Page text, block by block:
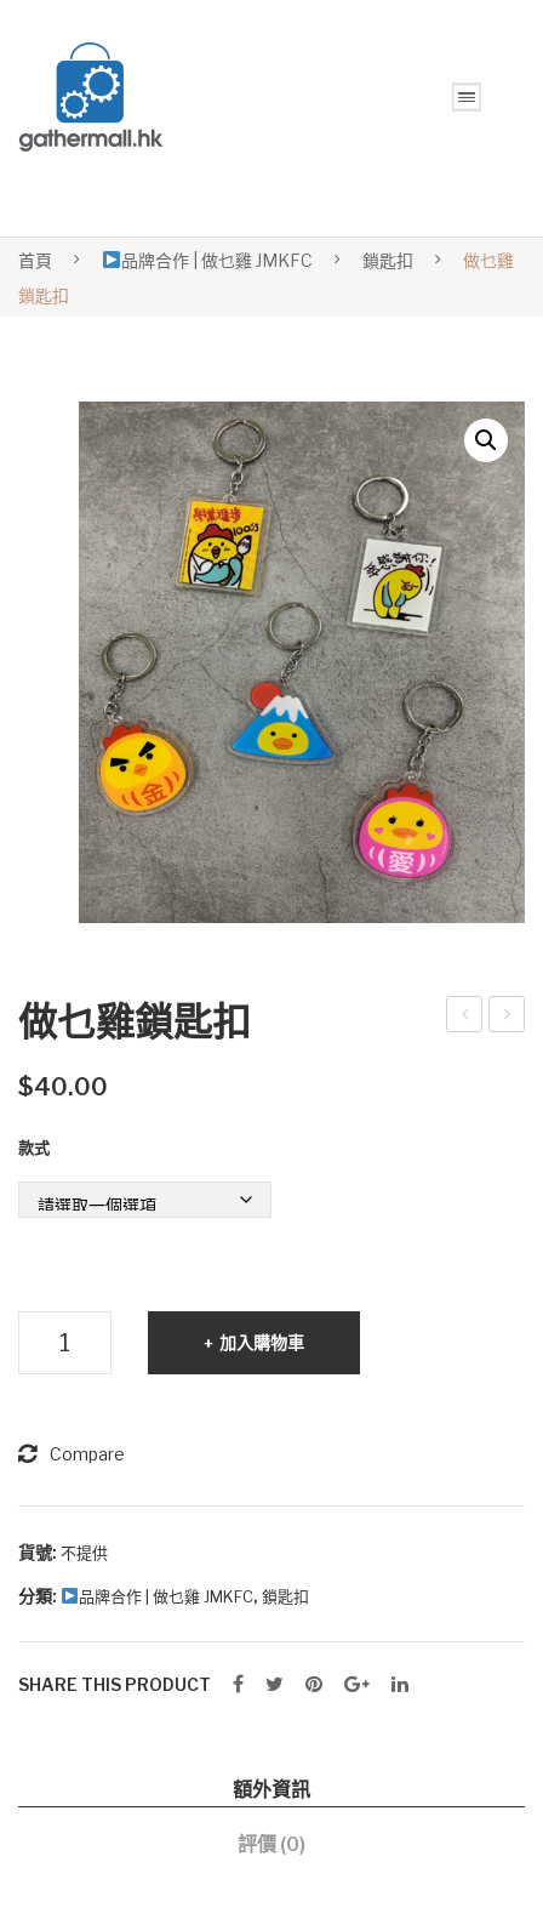
首頁 品牌合作 | 做乜雞 JMKFC 鎖匙扣
做乜雞
鎖匙扣
做乜雞鎖匙扣
$40.00
款式
匙
量
加入購物車
Compare
貨號: 不提供
分類: 品牌合作 | 做乜雞 JMKFC, 鎖匙扣
SHARE THIS PRODUCT
額外資訊
評價 (0)